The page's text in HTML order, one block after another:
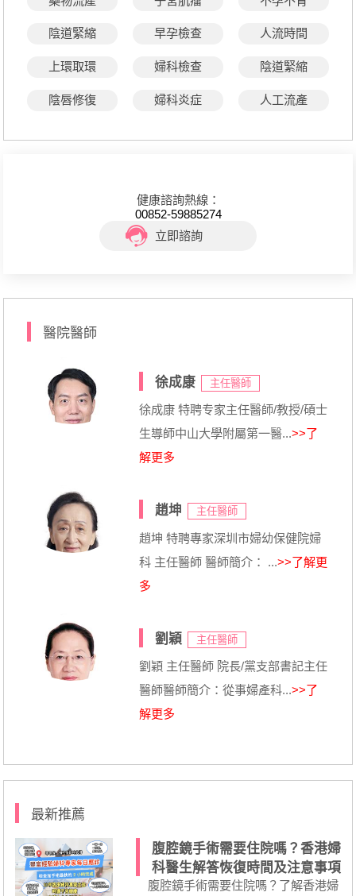
陰道緊縮 早孕檢查 人流時間
上環取環 婦科檢查 陰道緊縮
陰唇修復 婦科炎症 人工流產
健康諮詢熱線：
00852-59885274
立即諮詢
醫院醫師
徐成康 主任醫師
徐成康 特聘专家主任醫師/教授/碩士
生導師中山大學附屬第一醫...>>了
解更多
趙坤 主任醫師
趙坤 特聘專家深圳市婦幼保健院婦
科 主任醫師 醫師簡介： ...>>了解更
多
劉穎 主任醫師
劉穎 主任醫師 院長/黨支部書記主任
醫師醫師簡介：從事婦產科...>>了
解更多
最新推薦
腹腔鏡手術需要住院嗎？香港婦
科醫生解答恢復時間及注意事項
腹腔鏡手術需要住院嗎？了解香港婦